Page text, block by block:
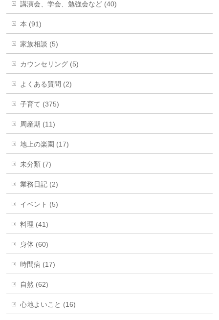
講演会、学会、勉強会など (40)
本 (91)
家族相談 (5)
カウンセリング (5)
よくある質問 (2)
子育て (375)
周産期 (11)
地上の楽園 (17)
未分類 (7)
業務日記 (2)
イベント (5)
料理 (41)
身体 (60)
時間病 (17)
自然 (62)
心地よいこと (16)